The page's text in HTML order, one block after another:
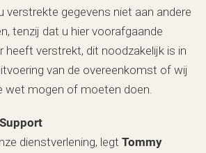
verstrekte gegevens niet aan andere
tenzij dat u hier voorafgaande
verstrekt, dit noodzakelijk is in
van de overeenkomst of wij
wet mogen of moeten doen.
dienstverlening, legt Tommy